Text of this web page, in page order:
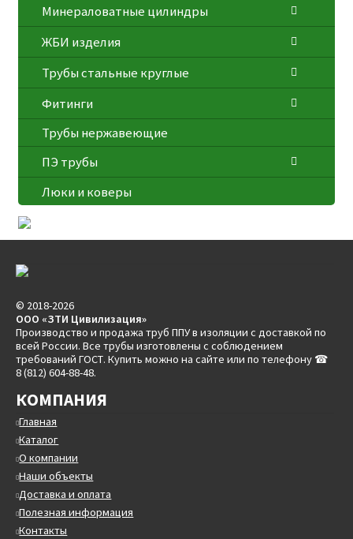
Минераловатные цилиндры
ЖБИ изделия
Трубы стальные круглые
Фитинги
Трубы нержавеющие
ПЭ трубы
Люки и коверы
© 2018-2026
ООО «ЗТИ Цивилизация»
Производство и продажа труб ППУ в изоляции с доставкой по
всей России. Все трубы изготовлены с соблюдением
требований ГОСТ. Купить можно на сайте или по телефону ☎
8 (812) 604-88-48.
КОМПАНИЯ
Главная
Каталог
О компании
Наши объекты
Доставка и оплата
Полезная информация
Контакты